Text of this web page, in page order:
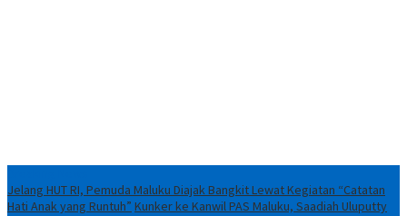
Jelang HUT RI, Pemuda Maluku Diajak Bangkit Lewat Kegiatan “Catatan
Hati Anak yang Runtuh” Kunker ke Kanwil PAS Maluku, Saadiah Uluputty